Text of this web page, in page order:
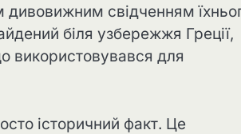
дивовижним свідченням
біля узбережжя Греції,
використовувався для
історичний факт. Це